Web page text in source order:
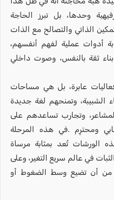
وحدها، بل تبرز الحاجة
الذاتي والتصالح مع الذات
أدوات عملية لفهم أنفسهم،
بناء ثقة بالنفس، وصوت داخلي
عابرة، بل هي مساحات
الشبيبة، وتمنحهم لغة جديدة
وتجارب تساعدهم على
ومحترِم .في هذه المرحلة
الورشات تُعد بمثابة مرساة
في عالم سريع التغير، وعلى
من أن تضيع وسط الضغوط أو